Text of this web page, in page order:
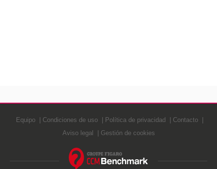
Equipo Condiciones de uso Política de privacidad
Contacto
Aviso legal
Gestión de cookies